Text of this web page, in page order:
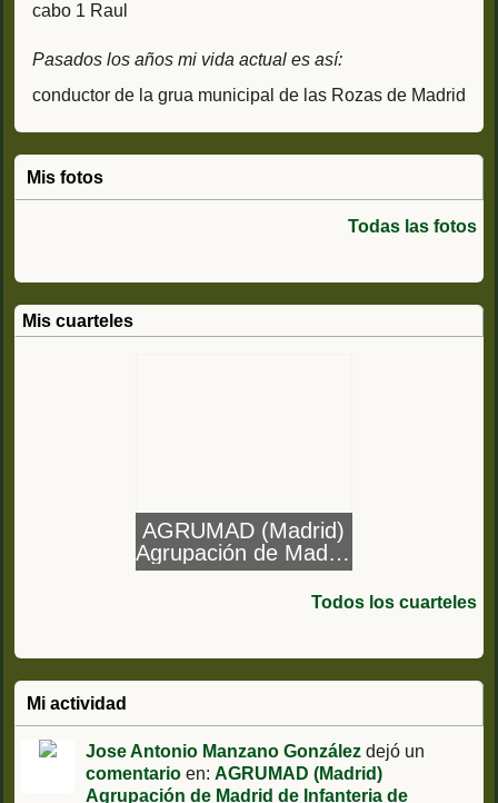
cabo 1 Raul
Pasados los años mi vida actual es así:
conductor de la grua municipal de las Rozas de Madrid
Mis fotos
Todas las fotos
Mis cuarteles
AGRUMAD (Madrid)
Agrupación de Madrid
de Infanteria de
Todos los cuarteles
Mi actividad
Jose Antonio Manzano González dejó un
comentario en: AGRUMAD (Madrid)
Agrupación de Madrid de Infanteria de